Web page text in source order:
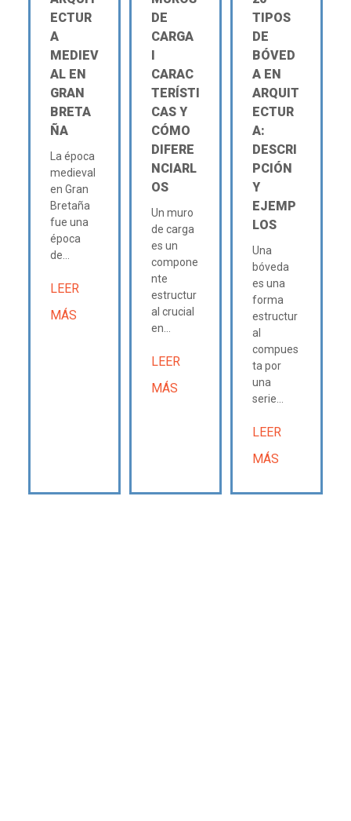
ECTUR
A
MEDIEV
AL EN
GRAN
BRETA
ÑA
La época
medieval
en Gran
Bretaña
fue una
época
de...
LEER
MÁS
DE
CARGA
Ι
CARAC
TERÍSTI
CAS Y
CÓMO
DIFERE
NCIARL
OS
Un muro
de carga
es un
compone
nte
estructur
al crucial
en...
LEER
MÁS
TIPOS
DE
BÓVED
A EN
ARQUIT
ECTUR
A:
DESCRI
PCIÓN
Y
EJEMP
LOS
Una
bóveda
es una
forma
estructur
al
compues
ta por
una
serie...
LEER
MÁS